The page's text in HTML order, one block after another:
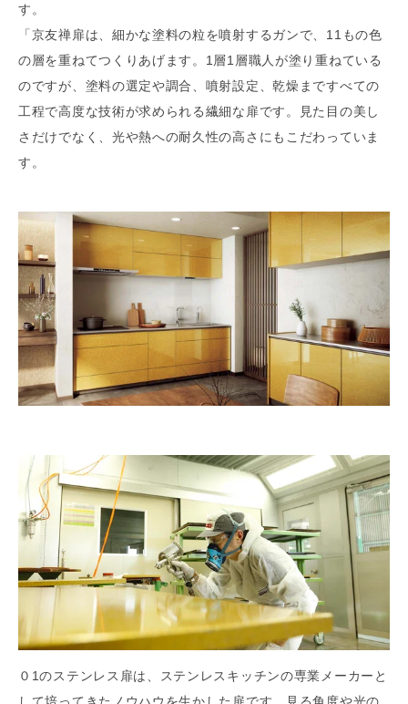
す。
「京友禅扉は、細かな塗料の粒を噴射するガンで、11もの色
の層を重ねてつくりあげます。1層1層職人が塗り重ねている
のですが、塗料の選定や調合、噴射設定、乾燥まですべての
工程で高度な技術が求められる繊細な扉です。見た目の美し
さだけでなく、光や熱への耐久性の高さにもこだわっていま
す。
０1のステンレス扉は、ステンレスキッチンの専業メーカーと
して培ってきたノウハウを生かした扉です。見る角度や光の